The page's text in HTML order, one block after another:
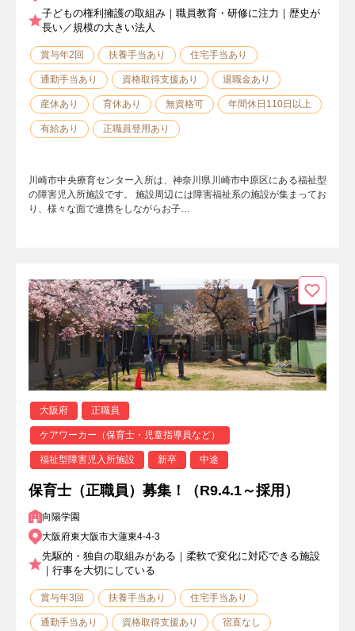
子どもの権利擁護の取組み｜職員教育・研修に注力｜歴史が
長い／規模の大きい法人
賞与年2回 扶養手当あり 住宅手当あり
通勤手当あり 資格取得支援あり 退職金あり
産休あり 育休あり 無資格可 年間休日110日以上
有給あり 正職員登用あり
川崎市中央療育センター入所は、神奈川県川崎市中原区にある福祉型
の障害児入所施設です。 施設周辺には障害福祉系の施設が集まってお
り、様々な面で連携をしながらお子…
大阪府 正職員
ケアワーカー（保育士・児童指導員など）
福祉型障害児入所施設 新卒 中途
保育士（正職員）募集！（R9.4.1～採用）
向陽学園
大阪府東大阪市大蓮東4-4-3
先駆的・独自の取組みがある｜柔軟で変化に対応できる施設
｜行事を大切にしている
賞与年3回 扶養手当あり 住宅手当あり
通勤手当あり 資格取得支援あり 宿直なし